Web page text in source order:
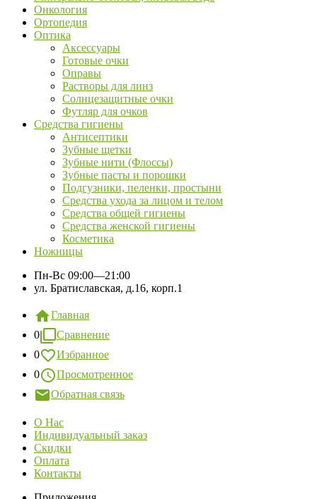
Онкология
Ортопедия
Оптика
Аксессуары
Готовые очки
Оправы
Растворы для линз
Солнцезащитные очки
Футляр для очков
Средства гигиены
Антисептики
Зубные щетки
Зубные нити (Флоссы)
Зубные пасты и порошки
Подгузники, пеленки, простыни
Средства ухода за лицом и телом
Средства общей гигиены
Средства женской гигиены
Косметика
Ножницы
Пн-Вс 09:00—21:00
ул. Братиславская, д.16, корп.1
Главная
0
Сравнение
0
Избранное
0
Просмотренное
Обратная связь
О Нас
Индивидуальный заказ
Скидки
Оплата
Контакты